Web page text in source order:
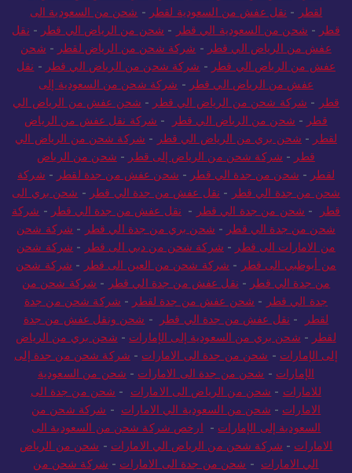
لقطر - نقل عفش من السعودية لقطر - شحن من السعودية الى
قطر - شحن من السعودية الي قطر - شحن من الرياض الي قطر - نقل
عفش من الرياض الي قطر - شركة شحن من الرياض لقطر - شحن
عفش من الرياض الي قطر - شركة شحن من الرياض الي قطر - نقل
عفش من الرياض الي قطر - شركة شحن من السعودية إلى
قطر - شركة شحن من الرياض الي قطر - شحن عفش من الرياض الي
قطر - شحن من الرياض الي قطر - شركة نقل عفش من الرياض
لقطر - شحن بري من الرياض الي قطر - شركة شحن من الرياض الي
قطر - شركة شحن من الرياض إلى قطر - شحن من الرياض
لقطر - شحن من جدة الي قطر - شحن عفش من جدة لقطر - شركة
شحن من جدة الي قطر - نقل عفش من جدة الي قطر - شحن بري الى
قطر
- شحن من جدة الي قطر - نقل عفش من جدة الي قطر - شركة
شحن من جدة الي قطر - شحن بري من جدة الي قطر - شركة شحن
من الامارات الى قطر - شركة شحن من دبي الى قطر - شركة شحن
من أبوظبي الى قطر - شركة شحن من العين الى قطر - شركة شحن
من جدة الي قطر - نقل عفش من جدة الي قطر - شركة شحن من
جدة الي قطر - شحن عفش من جدة لقطر - شركة شحن من جدة
لقطر
- نقل عفش من جدة الي قطر - شحن ونقل عفش من جدة
لقطر - شحن بري من السعودية إلى الإمارات - شحن بري من الرياض
إلى الإمارات - شحن من جدة الى الامارات - شركة شحن من جدة إلى
الإمارات - شحن من جدة الى الامارات - شحن من السعودية
للامارات - شحن من الرياض الى الامارات - شحن من جدة الى
الامارات - شحن من السعودية الي الامارات - شركة شحن من
السعودية إلى الإمارات - ارخص شركة شحن من السعودية الى
الامارات - شركة شحن من الرياض الي الامارات - شحن من الرياض
الي الامارات - شحن من جدة الى الامارات - شركة شحن من